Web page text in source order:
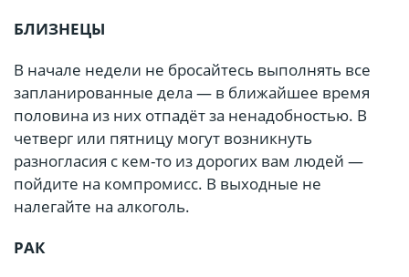
БЛИЗНЕЦЫ
В начале недели не бросайтесь выполнять все
запланированные дела — в ближайшее время
половина из них отпадёт за ненадобностью. В
четверг или пятницу могут возникнуть
разногласия с кем-то из дорогих вам людей —
пойдите на компромисс. В выходные не
налегайте на алкоголь.
РАК